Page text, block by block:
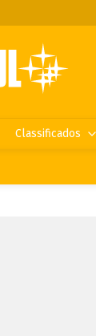
Classificados